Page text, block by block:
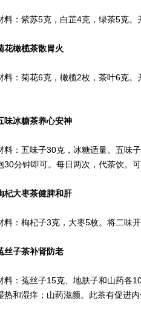
紫苏5克，白芷4克，绿茶5克。
橄榄茶散胃火
菊花6克，橄榄2枚，茶叶6克。
冰糖茶养心安神
五味子30克，冰糖适量。五味子
30分钟即可。每日两次，代茶饮。
大枣茶健脾和肝
枸杞子3克，大枣5枚。将二味开
子茶补肾防老
菟丝子15克、地肤子和山药各10
热和湿痒；山药滋颜。此茶有促进